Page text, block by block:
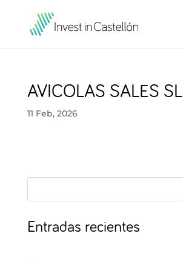
AVICOLAS SALES SL
11 Feb, 2026
Entradas recientes